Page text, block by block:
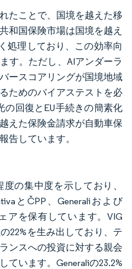
たことで、国境を越えた移
和国保険市場は国境を越え
処理しており、この効率向
す。ただし、AIアンダーラ
ースコアリングが国境地域
ためのバイアステストを必
の回復とEU手続きの簡素化
えた保険金請求が自動車保
告しています。
の集中度を示しており、
とČPP、Generaliおよび
アを保有しています。VIG
22%を生み出しており、テ
ンスへの投資に対する親会
ています。Generaliの23.2%